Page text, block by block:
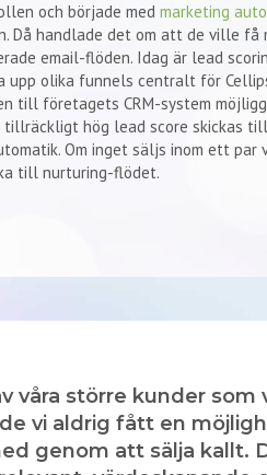
och började med marketing
Då handlade det om att de ville få
email-flöden. Idag är lead
olika funnels centralt för
till företagets CRM-system
hög lead score skickas
Om inget säljs inom ett par
till nurturing-flödet.
våra större kunder som
vi aldrig fått en
genom att sälja kallt.